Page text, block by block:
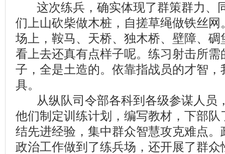
这次练兵，确实体现了群策群力、
们上山砍柴做木桩，自搓草绳做铁丝
场上，鞍马、天桥、独木桥、壁障、
看上去还真有点样子呢。练习射击所
子，全是土造的。依靠指战员的才智
具。
从纵队司令部各科到各级参谋人员
他们制定训练计划，编写教材，下部
结先进经验，集中群众智慧攻克难点
政治工作做到了练兵场，还开展了群